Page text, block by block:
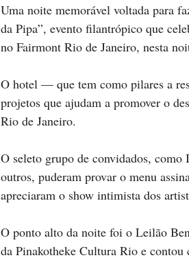
Uma noite memorável voltada para
da Pipa”, evento filantrópico que
no Fairmont Rio de Janeiro, nesta
O hotel — que tem como pilares a
projetos que ajudam a promover o
Rio de Janeiro.
O seleto grupo de convidados,
outros, puderam provar o menu
apreciaram o show intimista dos
O ponto alto da noite foi o Leilão
da Pinakotheke Cultura Rio e